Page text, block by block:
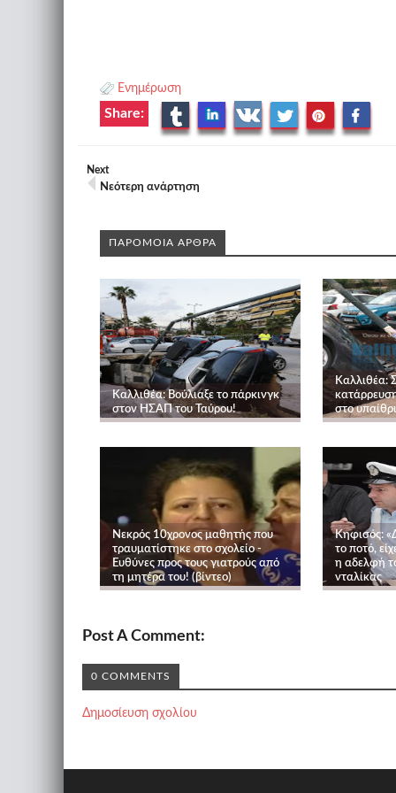
Ενημέρωση
Share:
Next
Νεότερη ανάρτηση
ΠΑΡΟΜΟΙΑ ΑΡΘΡΑ
Καλλιθέα: Βούλιαξε το πάρκινγκ
στον ΗΣΑΠ του Ταύρου!
Καλλιθέα:
στο
Νεκρός 10χρονος μαθητής που
τραυματίστηκε στο σχολείο -
Ευθύνες προς τους γιατρούς από
τη μητέρα του! (βίντεο)
Κηφισός:
το ποτό,
η αδελφή
νταλίκας
Post A Comment:
0 COMMENTS
Δημοσίευση σχολίου